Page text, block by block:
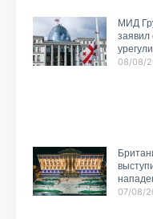
МИД
заявил
08/08/
07/08/